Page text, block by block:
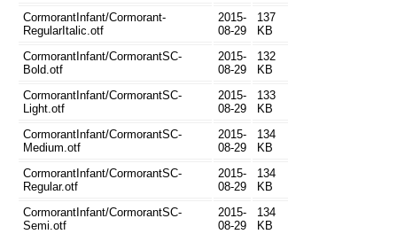
CormorantInfant/Cormorant-
RegularItalic.otf
2015-
08-29
137
KB
CormorantInfant/CormorantSC-
Bold.otf
2015-
08-29
132
KB
CormorantInfant/CormorantSC-
Light.otf
2015-
08-29
133
KB
CormorantInfant/CormorantSC-
Medium.otf
2015-
08-29
134
KB
CormorantInfant/CormorantSC-
Regular.otf
2015-
08-29
134
KB
CormorantInfant/CormorantSC-
Semi.otf
2015-
08-29
134
KB